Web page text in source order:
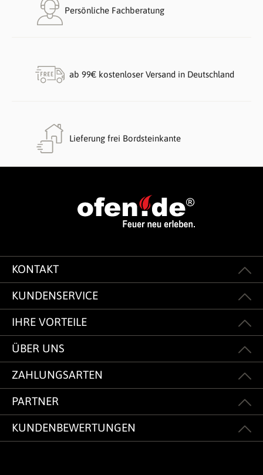
Persönliche Fachberatung
ab 99€ kostenloser Versand in Deutschland
Lieferung frei Bordsteinkante
KONTAKT
KUNDENSERVICE
IHRE VORTEILE
ÜBER UNS
ZAHLUNGSARTEN
PARTNER
KUNDENBEWERTUNGEN